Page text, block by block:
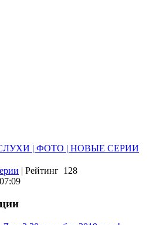
| ФОТО | НОВЫЕ СЕРИИ
| Рейтинг 128